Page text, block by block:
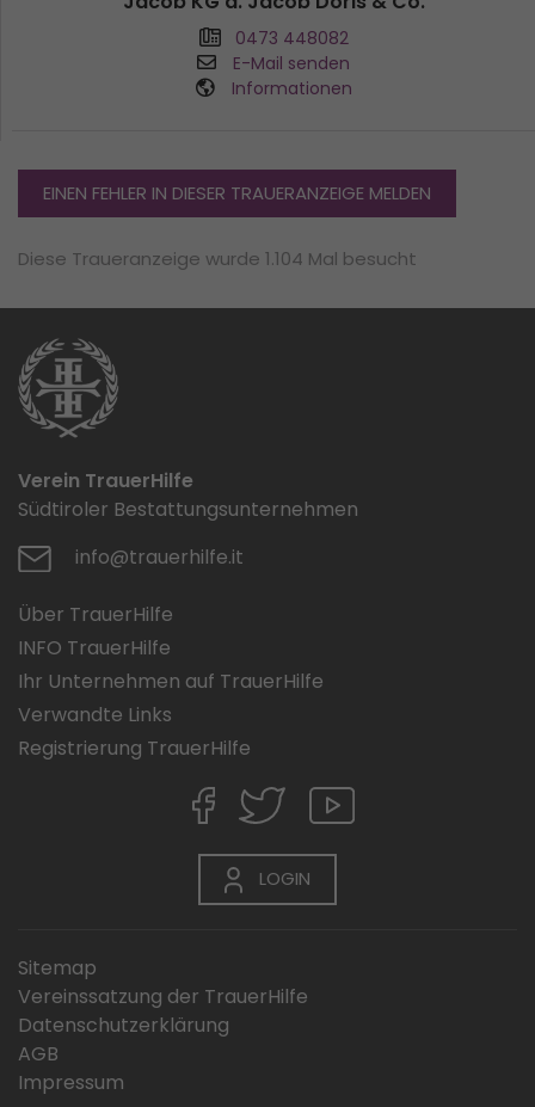
0473 448082
E-Mail senden
Informationen
EINEN FEHLER IN DIESER TRAUERANZEIGE MELDEN
Diese Traueranzeige wurde 1.104 Mal besucht
Verein TrauerHilfe
Südtiroler Bestattungsunternehmen
info@trauerhilfe.it
Über TrauerHilfe
INFO TrauerHilfe
Ihr Unternehmen auf TrauerHilfe
Verwandte Links
Registrierung TrauerHilfe
LOGIN
Sitemap
Vereinssatzung der TrauerHilfe
Datenschutzerklärung
AGB
Impressum